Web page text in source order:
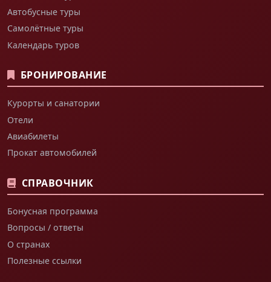
Автобусные туры
Самолётные туры
Календарь туров
БРОНИРОВАНИЕ
Курорты и санатории
Отели
Авиабилеты
Прокат автомобилей
СПРАВОЧНИК
Бонусная программа
Вопросы / ответы
О странах
Полезные ссылки